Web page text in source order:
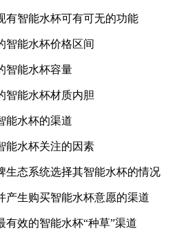
有智能水杯可有可无的功能
智能水杯价格区间
智能水杯容量
智能水杯材质内胆
能水杯的渠道
能水杯关注的因素
生态系统选择其智能水杯的情况
产生购买智能水杯意愿的渠道
有效的智能水杯“种草”渠道